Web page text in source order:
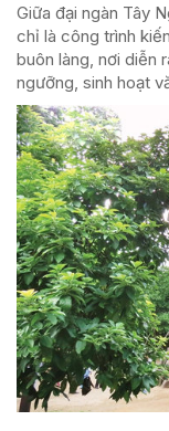
Giữa đại ngàn Tây
chỉ là công trình
buôn làng, nơi diễn
ngưỡng, sinh hoạt